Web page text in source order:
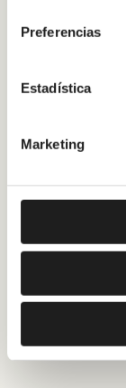
Preferencias
Estadística
Marketing